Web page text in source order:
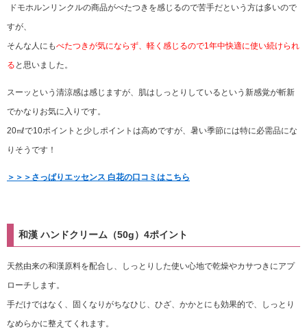
ドモホルンリンクルの商品がべたつきを感じるので苦手だという方は多いので
すが、
そんな人にもべたつきが気にならず、軽く感じるので1年中快適に使い続けられ
る と思いました。
スーッという清涼感は感じますが、肌はしっとりしているという新感覚が斬新
でかなりお気に入りです。
20㎖で10ポイントと少しポイントは高めですが、暑い季節には特に必需品にな
りそうです！
＞＞＞さっぱりエッセンス 白花の口コミはこちら
和漢 ハンドクリーム（50g）4ポイント
天然由来の和漢原料を配合し、しっとりした使い心地で乾燥やカサつきにアプ
ローチします。
手だけではなく、固くなりがちなひじ、ひざ、かかとにも効果的で、しっとり
なめらかに整えてくれます。